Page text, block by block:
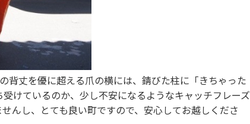
背丈を優に超える爪の横には、錆びた柱に「きちゃった
けているのか、少し不安になるようなキャッチフレーズ
んし、とても良い町ですので、安心してお越しくださ